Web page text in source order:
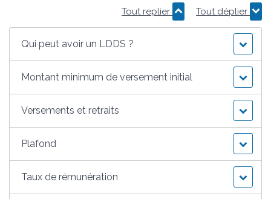
Tout replier Tout déplier
Qui peut avoir un LDDS ?
Montant minimum de versement initial
Versements et retraits
Plafond
Taux de rémunération